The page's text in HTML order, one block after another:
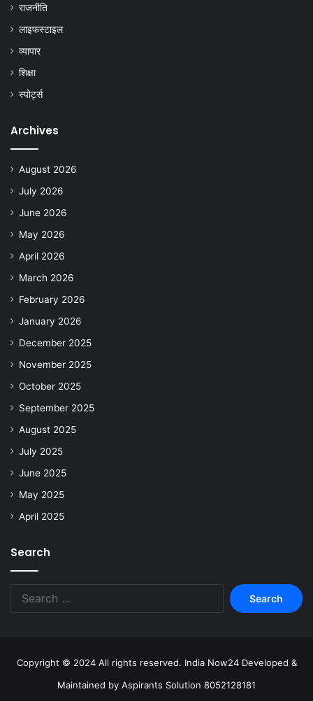
राजनीति
लाइफस्टाइल
व्यापार
शिक्षा
स्पोर्ट्स
Archives
August 2026
July 2026
June 2026
May 2026
April 2026
March 2026
February 2026
January 2026
December 2025
November 2025
October 2025
September 2025
August 2025
July 2025
June 2025
May 2025
April 2025
Search
Copyright © 2024 All rights reserved. India Now24 Developed &
Maintained by Aspirants Solution 8052128181